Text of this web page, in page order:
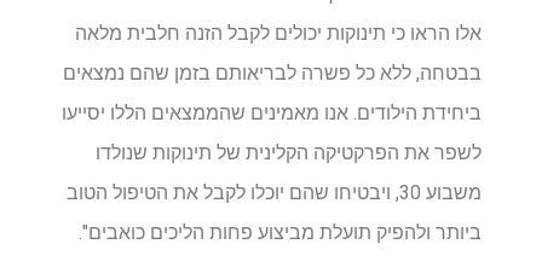
אלו הראו כי תינוקות יכולים לקבל הזנה חלבית מלאה
בבטחה, ללא כל פשרה לבריאותם בזמן שהם נמצאים
ביחידת הילודים. אנו מאמינים שהממצאים הללו יסייעו
לשפר את הפרקטיקה הקלינית של תינוקות שנולדו
משבוע 30, ויבטיחו שהם יוכלו לקבל את הטיפול הטוב
ביותר ולהפיק תועלת מביצוע פחות הליכים כואבים".